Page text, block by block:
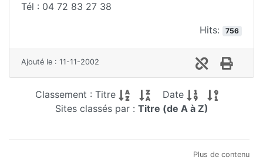
Tél : 04 72 83 27 38
Hits:
756
Ajouté le : 11-11-2002
Classement : Titre
Date
Sites classés par : Titre (de A à Z)
Plus de contenu